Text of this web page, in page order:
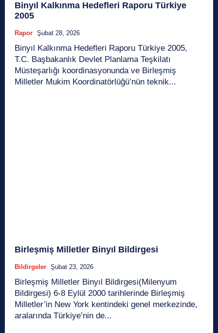
Binyıl Kalkınma Hedefleri Raporu Türkiye
2005
Rapor Şubat 28, 2026
Binyıl Kalkınma Hedefleri Raporu Türkiye 2005,
T.C. Başbakanlık Devlet Planlama Teşkilatı
Müsteşarlığı koordinasyonunda ve Birleşmiş
Milletler Mukim Koordinatörlüğü’nün teknik...
Birleşmiş Milletler Binyıl Bildirgesi
Bildirgeler Şubat 23, 2026
Birleşmiş Milletler Binyıl Bildirgesi(Milenyum
Bildirgesi) 6-8 Eylül 2000 tarihlerinde Birleşmiş
Milletler’in New York kentindeki genel merkezinde,
aralarında Türkiye’nin de...